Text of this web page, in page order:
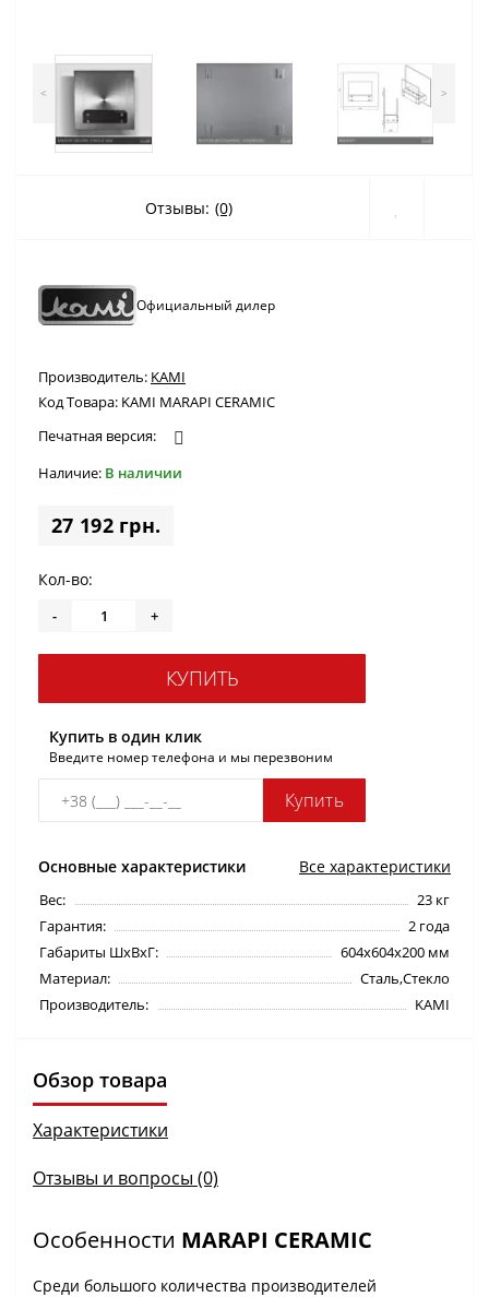
< >
Отзывы: (0)
Производитель: KAMI
Код Товара: KAMI MARAPI CERAMIC
Печатная версия:
Наличие: В наличии
27 192 грн.
Официальный дилер
Основные характеристики Все характеристики
Вес:
23 кг
Гарантия:
2 года
Габариты ШхВхГ:
604х604х200 мм
Материал:
Сталь,Стекло
Производитель:
KAMI
Кол-во:
- +
КУПИТЬ
Купить в один клик
Введите номер телефона и мы перезвоним
Купить
Обзор товара
Характеристики
Отзывы и вопросы (0)
Особенности MARAPI CERAMIC
Среди большого количества производителей